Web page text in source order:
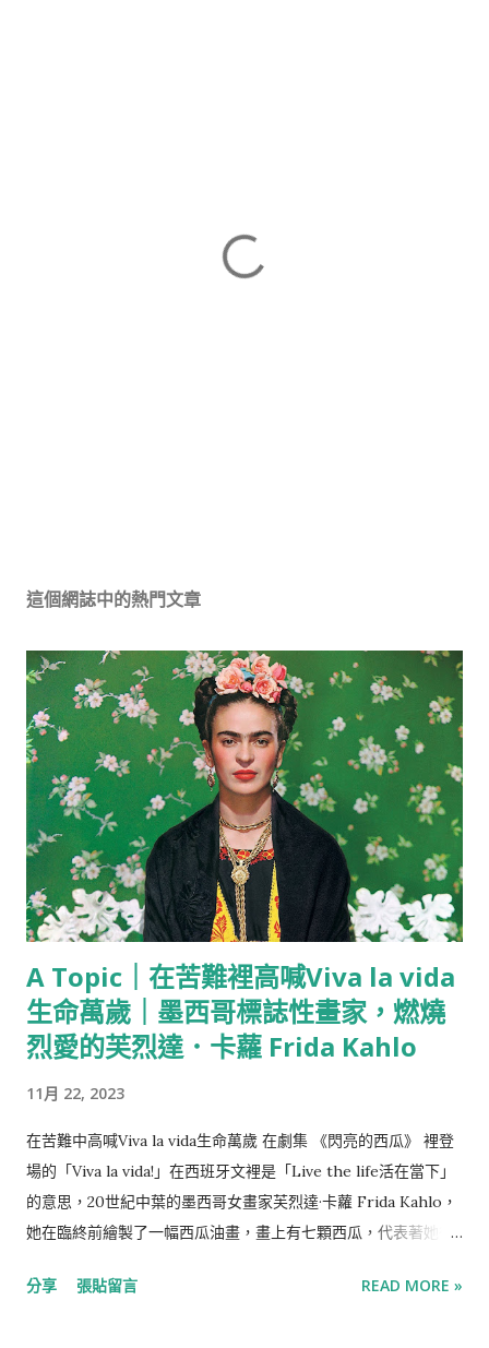
這個網誌中的熱門文章
A Topic｜在苦難裡高喊Viva la vida
生命萬歲｜墨西哥標誌性畫家，燃燒
烈愛的芙烈達．卡蘿 Frida Kahlo
11月 22, 2023
在苦難中高喊Viva la vida生命萬歲 在劇集 《閃亮的西瓜》 裡登
場的「Viva la vida!」在西班牙文裡是「Live the life活在當下」
的意思，20世紀中葉的墨西哥女畫家芙烈達·卡蘿 Frida Kahlo，
她在臨終前繪製了一幅西瓜油畫，畫上有七顆西瓜，代表著她從
「Viva la vida」，高喊著生命萬歲，為她雖然充滿波折與苦難卻
分享 張貼留言 READ MORE »